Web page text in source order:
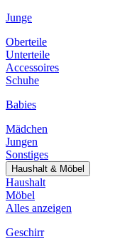
Junge
Oberteile
Unterteile
Accessoires
Schuhe
Babies
Mädchen
Jungen
Sonstiges
Haushalt & Möbel
Haushalt
Möbel
Alles anzeigen
Geschirr